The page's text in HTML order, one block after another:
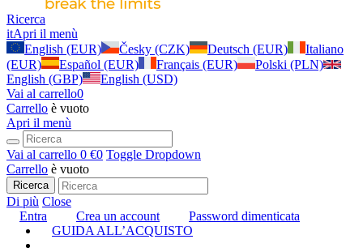
Ricerca
itApri il menù
English (EUR)
Česky (CZK) Deutsch (EUR)
Italiano
(EUR)
Español (EUR) Français (EUR)
Polski (PLN)
English (GBP)
English (USD)
Vai al carrello0
Carrello è vuoto
Apri il menù
Vai al carrello 0 €0 Toggle Dropdown
Carrello è vuoto
Ricerca
Di più Close
Entra
Crea un account
Password dimenticata
GUIDA ALL’ACQUISTO